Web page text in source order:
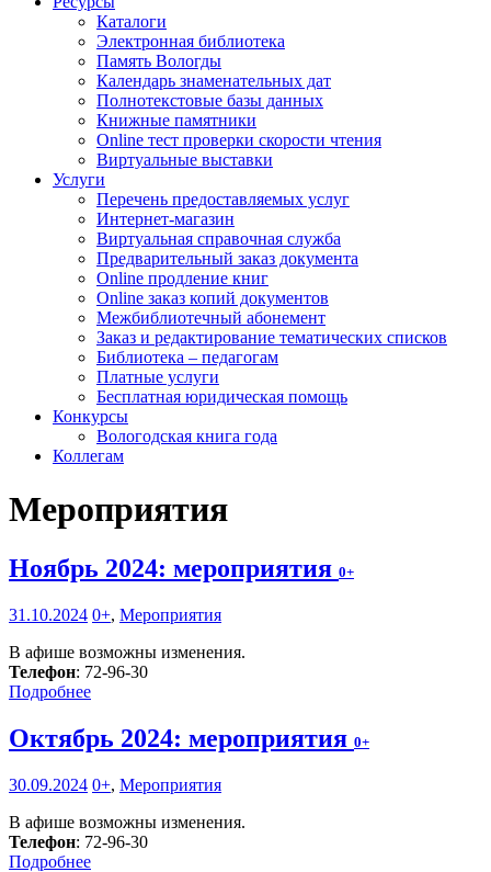
Каталоги
Электронная библиотека
Память Вологды
Календарь знаменательных дат
Полнотекстовые базы данных
Книжные памятники
Online тест проверки скорости чтения
Виртуальные выставки
Услуги
Перечень предоставляемых услуг
Интернет-магазин
Виртуальная справочная служба
Предварительный заказ документа
Online продление книг
Online заказ копий документов
Межбиблиотечный абонемент
Заказ и редактирование тематических списков
Библиотека – педагогам
Платные услуги
Бесплатная юридическая помощь
Конкурсы
Вологодская книга года
Коллегам
Мероприятия
Ноябрь 2024: мероприятия 0+
31.10.2024 0+, Мероприятия
В афише возможны изменения.
Телефон: 72-96-30
Подробнее
Октябрь 2024: мероприятия 0+
30.09.2024 0+, Мероприятия
В афише возможны изменения.
Телефон: 72-96-30
Подробнее